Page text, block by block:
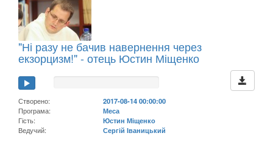
"Ні разу не бачив навернення через
екзорцизм!" - отець Юстин Міщенко
Створено:
2017-08-14 00:00:00
Програма:
Меса
Гість:
Юстин Міщенко
Ведучий:
Сергій Іваницький